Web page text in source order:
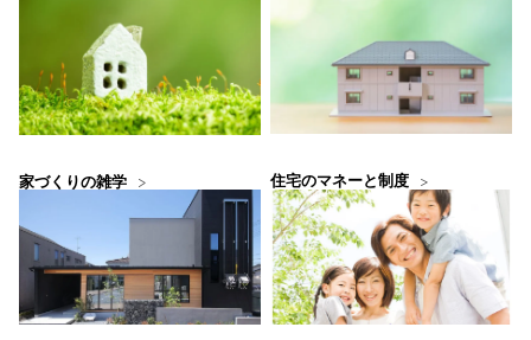
家づくりの雑学 住宅のマネーと制度